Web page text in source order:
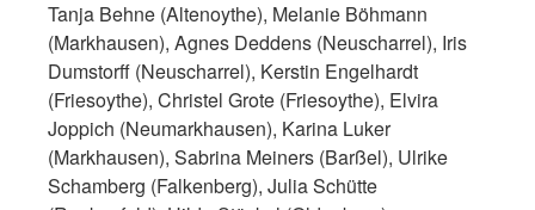
Tanja Behne (Altenoythe), Melanie Böhmann
(Markhausen), Agnes Deddens (Neuscharrel), Iris
Dumstorff (Neuscharrel), Kerstin Engelhardt
(Friesoythe), Christel Grote (Friesoythe), Elvira
Joppich (Neumarkhausen), Karina Luker
(Markhausen), Sabrina Meiners (Barßel), Ulrike
Schamberg (Falkenberg), Julia Schütte